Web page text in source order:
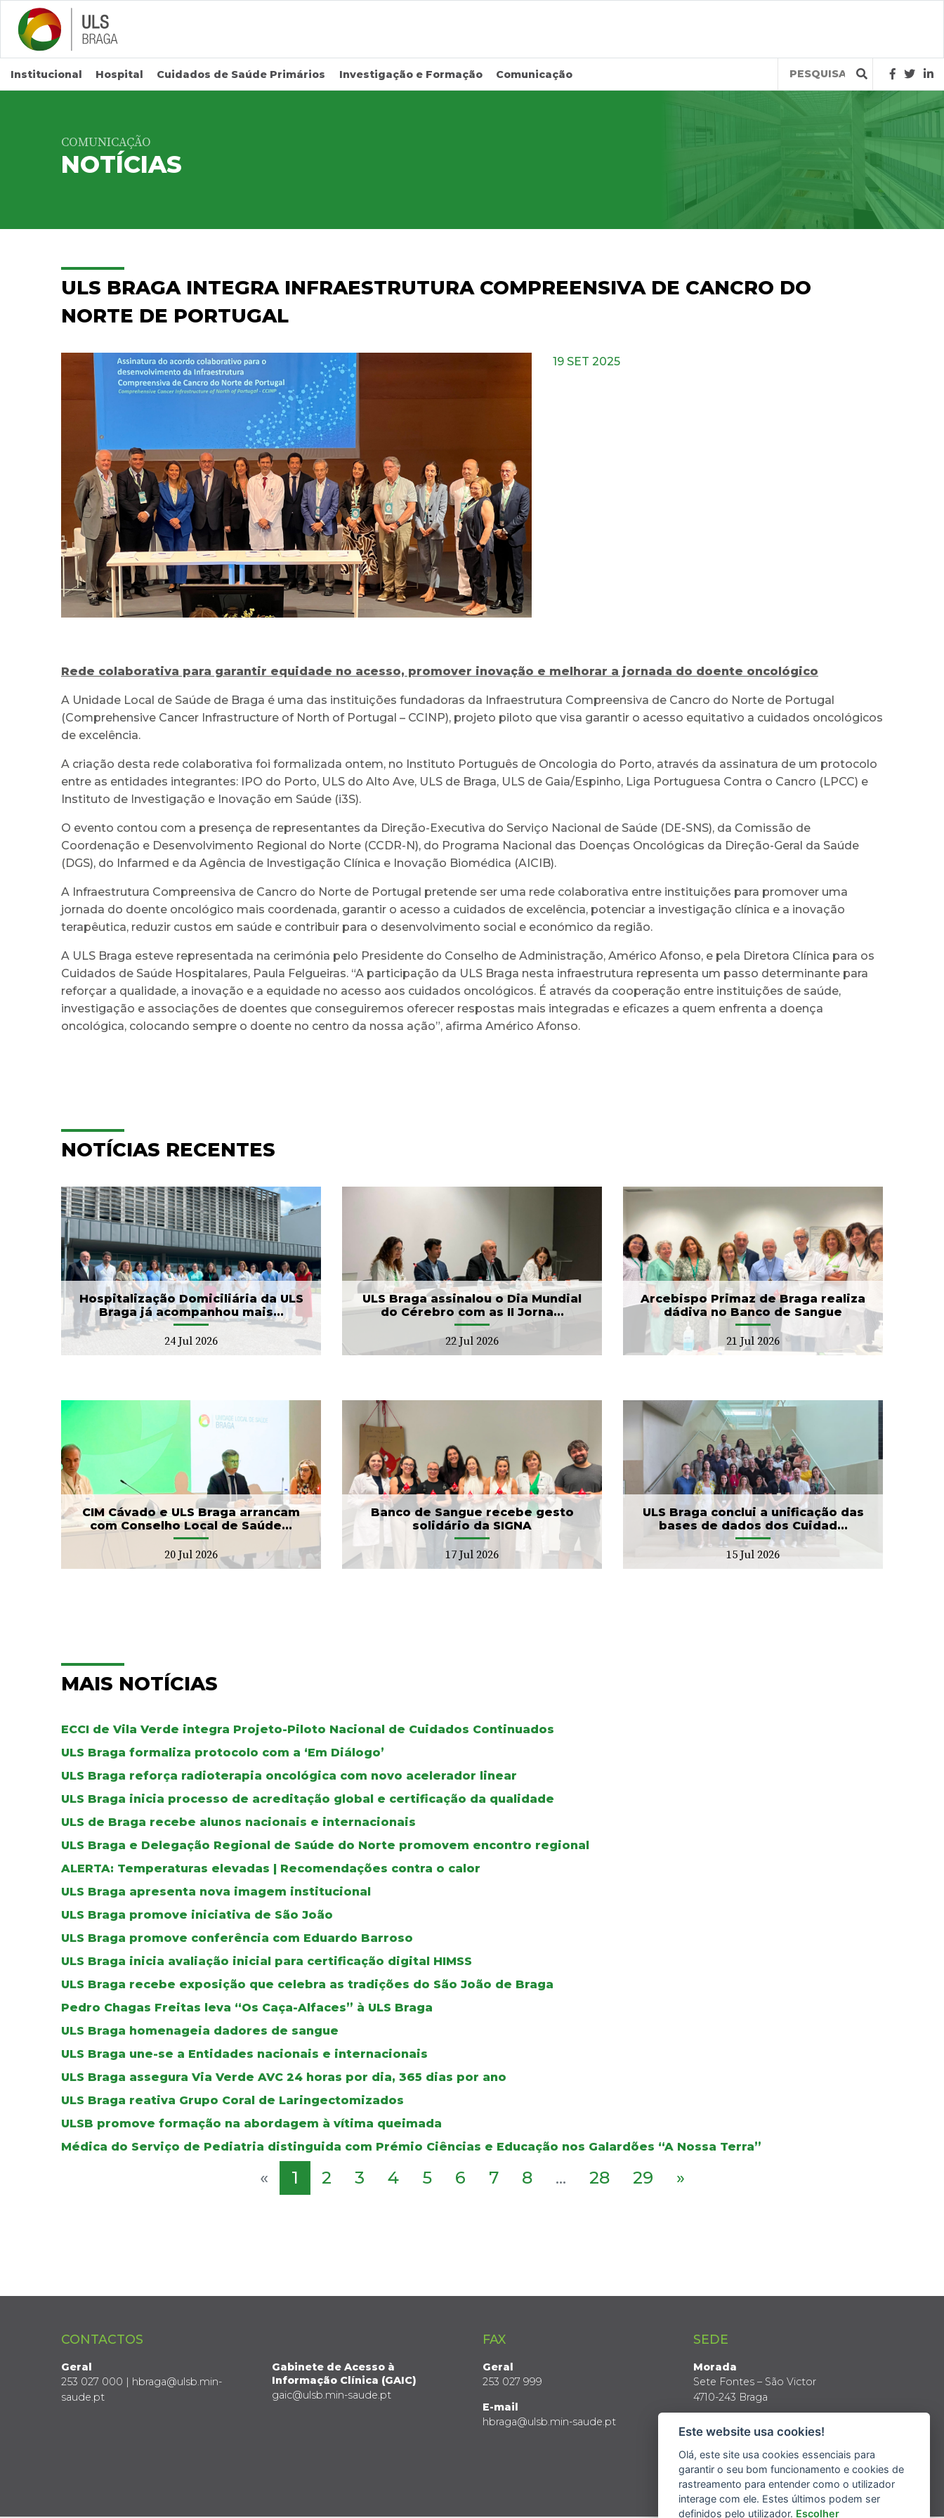
Saltar para conteúdo principal
Institucional Hospital Cuidados de Saúde Primários Investigação e Formação Comunicação
Query
COMUNICAÇÃO
NOTÍCIAS
ULS BRAGA INTEGRA INFRAESTRUTURA COMPREENSIVA DE CANCRO DO
NORTE DE PORTUGAL
19 SET 2025
Rede colaborativa para garantir equidade no acesso, promover inovação e melhorar a jornada do doente oncológico
A Unidade Local de Saúde de Braga é uma das instituições fundadoras da Infraestrutura Compreensiva de Cancro do Norte de Portugal
(Comprehensive Cancer Infrastructure of North of Portugal – CCINP), projeto piloto que visa garantir o acesso equitativo a cuidados oncológicos
de excelência.
A criação desta rede colaborativa foi formalizada ontem, no Instituto Português de Oncologia do Porto, através da assinatura de um protocolo
entre as entidades integrantes: IPO do Porto, ULS do Alto Ave, ULS de Braga, ULS de Gaia/Espinho, Liga Portuguesa Contra o Cancro (LPCC) e
Instituto de Investigação e Inovação em Saúde (i3S).
O evento contou com a presença de representantes da Direção-Executiva do Serviço Nacional de Saúde (DE-SNS), da Comissão de
Coordenação e Desenvolvimento Regional do Norte (CCDR-N), do Programa Nacional das Doenças Oncológicas da Direção-Geral da Saúde
(DGS), do Infarmed e da Agência de Investigação Clínica e Inovação Biomédica (AICIB).
A Infraestrutura Compreensiva de Cancro do Norte de Portugal pretende ser uma rede colaborativa entre instituições para promover uma
jornada do doente oncológico mais coordenada, garantir o acesso a cuidados de excelência, potenciar a investigação clínica e a inovação
terapêutica, reduzir custos em saúde e contribuir para o desenvolvimento social e económico da região.
A ULS Braga esteve representada na cerimónia pelo Presidente do Conselho de Administração, Américo Afonso, e pela Diretora Clínica para os
Cuidados de Saúde Hospitalares, Paula Felgueiras. “A participação da ULS Braga nesta infraestrutura representa um passo determinante para
reforçar a qualidade, a inovação e a equidade no acesso aos cuidados oncológicos. É através da cooperação entre instituições de saúde,
investigação e associações de doentes que conseguiremos oferecer respostas mais integradas e eficazes a quem enfrenta a doença
oncológica, colocando sempre o doente no centro da nossa ação”, afirma Américo Afonso.
NOTÍCIAS RECENTES
Hospitalização Domiciliária da ULS
Braga já acompanhou mais...
24 Jul 2026
ULS Braga assinalou o Dia Mundial
do Cérebro com as II Jorna...
22 Jul 2026
ULS Braga assinalou o Dia
Mundial do Cérebro com
as II Jorna...
22 Jul 2026
Arcebispo Primaz de Braga realiza
dádiva no Banco de Sangue
21 Jul 2026
Arcebispo Primaz de
Braga realiza dádiva no
Banco de Sangue
21 Jul 2026
CIM Cávado e ULS Braga arrancam
com Conselho Local de Saúde...
20 Jul 2026
Banco de Sangue recebe gesto
solidário da SIGNA
17 Jul 2026
Banco de Sangue recebe
gesto solidário da SIGNA
17 Jul 2026
ULS Braga conclui a unificação das
bases de dados dos Cuidad...
15 Jul 2026
ULS Braga conclui a
unificação das bases de
dados dos Cuidad...
15 Jul 2026
MAIS NOTÍCIAS
ECCI de Vila Verde integra Projeto-Piloto Nacional de Cuidados Continuados
ULS Braga formaliza protocolo com a ‘Em Diálogo’
ULS Braga reforça radioterapia oncológica com novo acelerador linear
ULS Braga inicia processo de acreditação global e certificação da qualidade
ULS de Braga recebe alunos nacionais e internacionais
ULS Braga e Delegação Regional de Saúde do Norte promovem encontro regional
ALERTA: Temperaturas elevadas | Recomendações contra o calor
ULS Braga apresenta nova imagem institucional
ULS Braga promove iniciativa de São João
ULS Braga promove conferência com Eduardo Barroso
ULS Braga inicia avaliação inicial para certificação digital HIMSS
ULS Braga recebe exposição que celebra as tradições do São João de Braga
Pedro Chagas Freitas leva “Os Caça-Alfaces” à ULS Braga
ULS Braga homenageia dadores de sangue
ULS Braga une-se a Entidades nacionais e internacionais
ULS Braga assegura Via Verde AVC 24 horas por dia, 365 dias por ano
ULS Braga reativa Grupo Coral de Laringectomizados
ULSB promove formação na abordagem à vítima queimada
Médica do Serviço de Pediatria distinguida com Prémio Ciências e Educação nos Galardões “A Nossa Terra”
« 1 2 3 4 5 6 7 8 ... 28 29 »
CONTACTOS
Geral
253 027 000 | hbraga@ulsb.min-
saude.pt
Gabinete de Acesso à
Informação Clínica (GAIC)
gaic@ulsb.min-saude.pt
FAX
Geral
253 027 999
E-mail
hbraga@ulsb.min-saude.pt
SEDE
Morada
Sete Fontes – São Victor
4710-243 Braga
Latitude: 41º 34’ N
Longitude: 8º 24’ W
Este website usa cookies!
Olá, este site usa cookies essenciais para
garantir o seu bom funcionamento e cookies de
rastreamento para entender como o utilizador
interage com ele. Estes últimos podem ser
definidos pelo utilizador. Escolher